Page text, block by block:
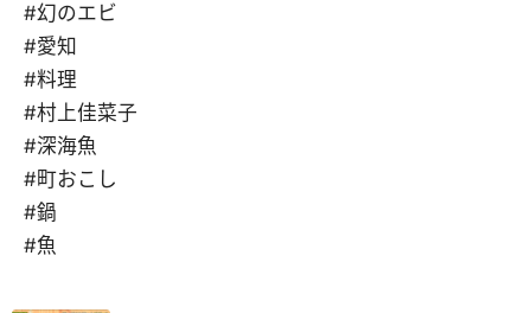
#幻のエビ
#愛知
#料理
#村上佳菜子
#深海魚
#町おこし
#鍋
#魚